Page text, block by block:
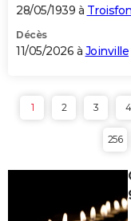
28/05/1939 à
Décès
11/05/2026 à Joinville
1 2 3 4
256